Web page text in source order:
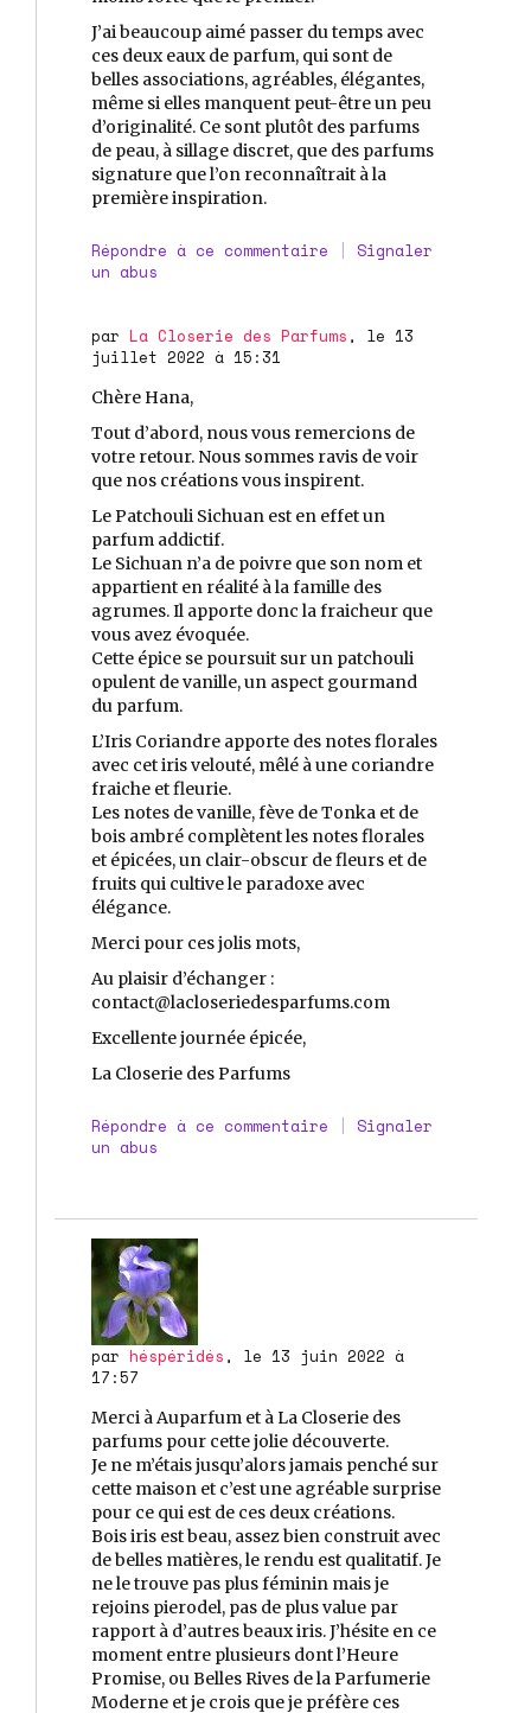
J’ai beaucoup aimé passer du temps avec
ces deux eaux de parfum, qui sont de
belles associations, agréables, élégantes,
même si elles manquent peut-être un peu
d’originalité. Ce sont plutôt des parfums
de peau, à sillage discret, que des parfums
signature que l’on reconnaîtrait à la
première inspiration.
Répondre à ce commentaire | Signaler
un abus
par La Closerie des Parfums , le 13
juillet 2022 à 15:31
Chère Hana,
Tout d’abord, nous vous remercions de
votre retour. Nous sommes ravis de voir
que nos créations vous inspirent.
Le Patchouli Sichuan est en effet un
parfum addictif.
Le Sichuan n’a de poivre que son nom et
appartient en réalité à la famille des
agrumes. Il apporte donc la fraicheur que
vous avez évoquée.
Cette épice se poursuit sur un patchouli
opulent de vanille, un aspect gourmand
du parfum.
L’Iris Coriandre apporte des notes florales
avec cet iris velouté, mêlé à une coriandre
fraiche et fleurie.
Les notes de vanille, fève de Tonka et de
bois ambré complètent les notes florales
et épicées, un clair-obscur de fleurs et de
fruits qui cultive le paradoxe avec
élégance.
Merci pour ces jolis mots,
Au plaisir d’échanger :
contact@lacloseriedesparfums.com
Excellente journée épicée,
La Closerie des Parfums
Répondre à ce commentaire | Signaler
un abus
par héspéridés , le 13 juin 2022 à
17:57
Merci à Auparfum et à La Closerie des
parfums pour cette jolie découverte.
Je ne m’étais jusqu’alors jamais penché sur
cette maison et c’est une agréable surprise
pour ce qui est de ces deux créations.
Bois iris est beau, assez bien construit avec
de belles matières, le rendu est qualitatif. Je
ne le trouve pas plus féminin mais je
rejoins pierodel, pas de plus value par
rapport à d’autres beaux iris. J’hésite en ce
moment entre plusieurs dont l’Heure
Promise, ou Belles Rives de la Parfumerie
Moderne et je crois que je préfère ces